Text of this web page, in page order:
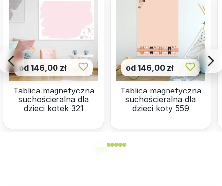
od 146,00 zł
Tablica magnetyczna
suchościeralna dla
dzieci kotek 321
od 146,00 zł
Tablica magnetyczna
suchościeralna dla
dzieci koty 559